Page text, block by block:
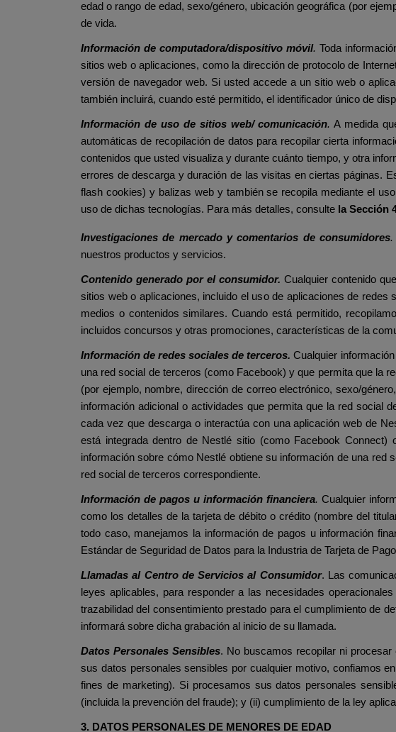
edad o rango de edad, sexo/género, ubicación geográfica (por
de vida.
Información de computadora/dispositivo móvil. Toda
sitios web o aplicaciones, como la dirección de protocolo de
versión de navegador web. Si usted accede a un sitio web o
también incluirá, cuando esté permitido, el identificador único de
Información de uso de sitios web/ comunicación. A medida
automáticas de recopilación de datos para recopilar cierta
contenidos que usted visualiza y durante cuánto tiempo, y otra
errores de descarga y duración de las visitas en ciertas páginas.
flash cookies) y balizas web y también se recopila mediante el
uso de dichas tecnologías. Para más detalles, consulte la Sección
Investigaciones de mercado y comentarios de consumidores.
nuestros productos y servicios.
Contenido generado por el consumidor. Cualquier contenido
sitios web o aplicaciones, incluido el uso de aplicaciones de
medios o contenidos similares. Cuando está permitido,
incluidos concursos y otras promociones, características de la
Información de redes sociales de terceros. Cualquier
una red social de terceros (como Facebook) y que permita que la
(por ejemplo, nombre, dirección de correo electrónico, sexo/
información adicional o actividades que permita que la red social
cada vez que descarga o interactúa con una aplicación web de
está integrada dentro de Nestlé sitio (como Facebook
información sobre cómo Nestlé obtiene su información de una
red social de terceros correspondiente.
Información de pagos u información financiera.Cualquier
como los detalles de la tarjeta de débito o crédito (nombre del
todo caso, manejamos la información de pagos u información
Estándar de Seguridad de Datos para la Industria de Tarjeta de
Llamadas al Centro de Servicios al Consumidor. Las
leyes aplicables, para responder a las necesidades
trazabilidad del consentimiento prestado para el cumplimiento de
informará sobre dicha grabación al inicio de su llamada.
Datos Personales Sensibles. No buscamos recopilar ni
sus datos personales sensibles por cualquier motivo, confiamos
fines de marketing). Si procesamos sus datos personales
(incluida la prevención del fraude); y (ii) cumplimiento de la ley
3. DATOS PERSONALES DE MENORES DE EDAD